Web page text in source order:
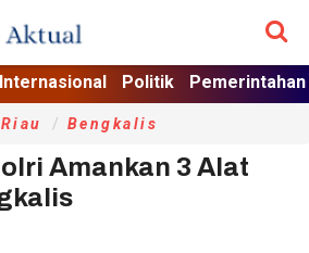
Internasional Politik Pemerintahan
Bengkalis
Amankan 3 Alat